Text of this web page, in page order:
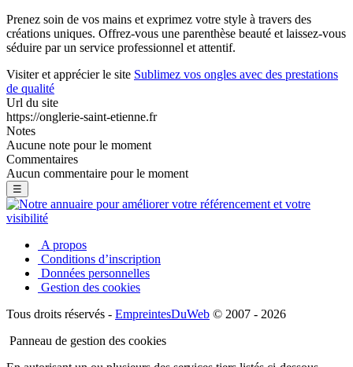
Prenez soin de vos mains et exprimez votre style à travers des
créations uniques. Offrez-vous une parenthèse beauté et laissez-vous
séduire par un service professionnel et attentif.
Visiter et apprécier le site Sublimez vos ongles avec des prestations
de qualité
Url du site
https://onglerie-saint-etienne.fr
Notes
Aucune note pour le moment
Commentaires
Aucun commentaire pour le moment
☰
A propos
Conditions d’inscription
Données personnelles
Gestion des cookies
Tous droits réservés - EmpreintesDuWeb © 2007 - 2026
Panneau de gestion des cookies